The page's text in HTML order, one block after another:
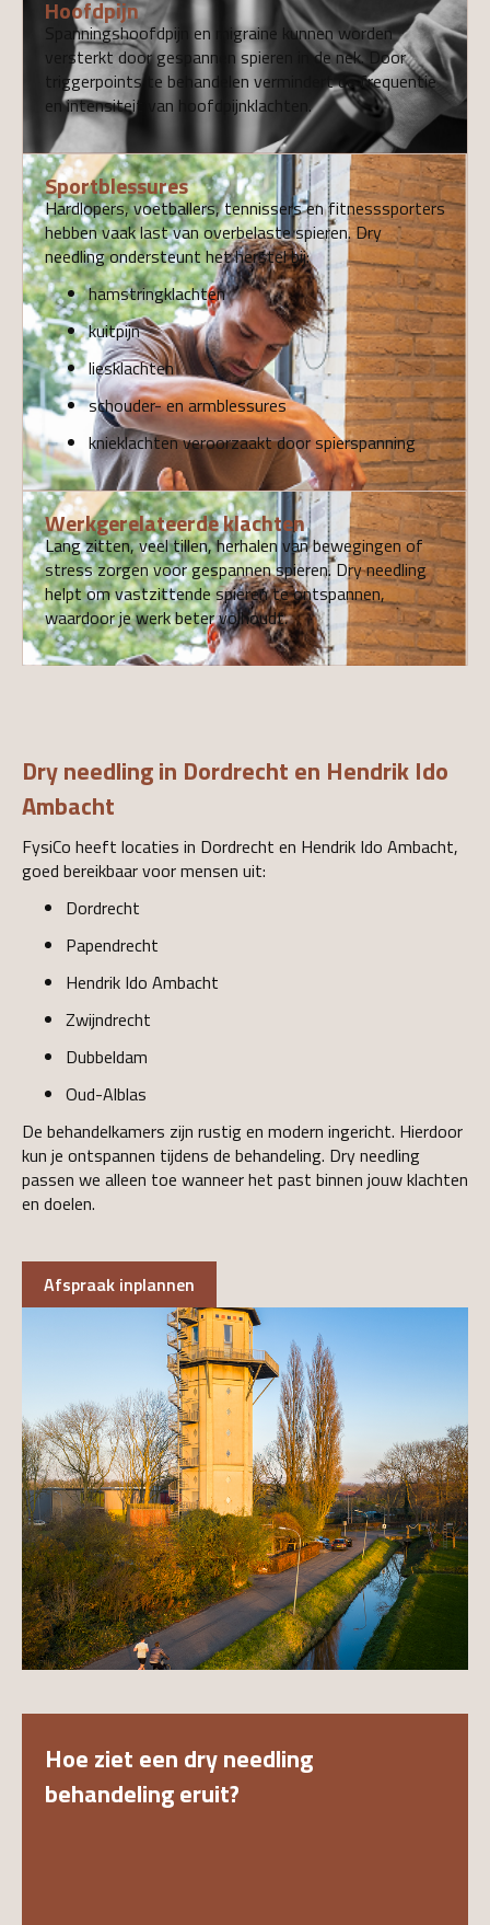
Hoofdpijn
Spanningshoofdpijn en migraine kunnen worden
versterkt door gespannen spieren in de nek. Door
triggerpoints te behandelen vermindert de frequentie
en intensiteit van hoofdpijnklachten.
Sportblessures
Hardlopers, voetballers, tennissers en fitnesssporters
hebben vaak last van overbelaste spieren. Dry
needling ondersteunt het herstel bij:
hamstringklachten
kuitpijn
liesklachten
schouder- en armblessures
knieklachten veroorzaakt door spierspanning
Werkgerelateerde klachten
Lang zitten, veel tillen, herhalen van bewegingen of
stress zorgen voor gespannen spieren. Dry needling
helpt om vastzittende spieren te ontspannen,
waardoor je werk beter volhoudt.
Dry needling in Dordrecht en Hendrik Ido
Ambacht
FysiCo heeft locaties in Dordrecht en Hendrik Ido Ambacht,
goed bereikbaar voor mensen uit:
Dordrecht
Papendrecht
Hendrik Ido Ambacht
Zwijndrecht
Dubbeldam
Oud-Alblas
De behandelkamers zijn rustig en modern ingericht. Hierdoor
kun je ontspannen tijdens de behandeling. Dry needling
passen we alleen toe wanneer het past binnen jouw klachten
en doelen.
Afspraak inplannen
Hoe ziet een dry needling
behandeling eruit?